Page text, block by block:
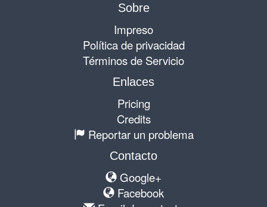
Sobre
Impreso
Política de privacidad
Términos de Servicio
Enlaces
Pricing
Credits
Reportar un problema
Contacto
Google+
Facebook